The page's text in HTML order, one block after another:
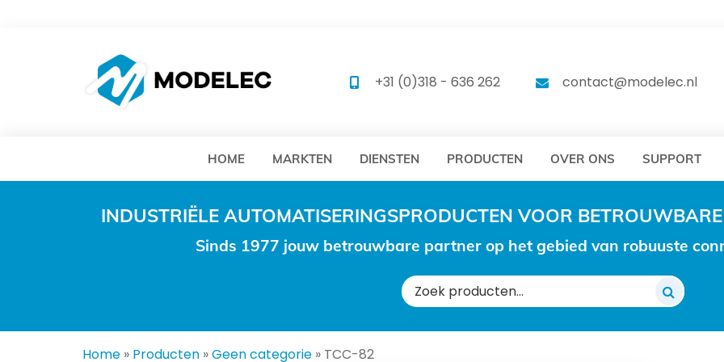
MODELEC MODELEC
+31 (0)318 - 636 262 contact@modelec.nl
HOME MARKTEN DIENSTEN PRODUCTEN OVER ONS SUPPORT
INDUSTRIËLE AUTOMATISERINGSPRODUCTEN VOOR
Sinds 1977 jouw betrouwbare partner op het gebied van robuuste
Zoeken
naar:
Home » Producten »Geen categorie » TCC-82